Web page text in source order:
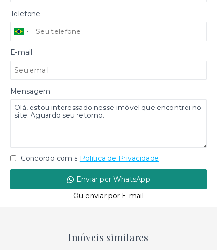
Telefone
E-mail
Mensagem
Concordo com a Política de Privacidade
Enviar por WhatsApp
Ou enviar por E-mail
Imóveis similares